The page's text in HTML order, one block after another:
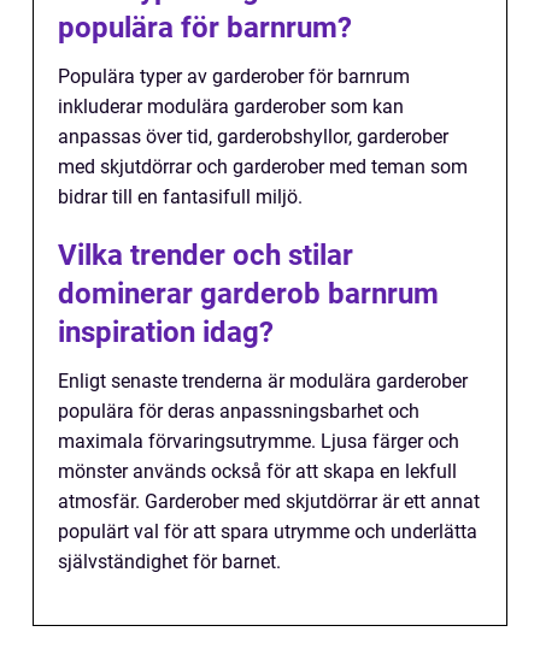
populära för barnrum?
Populära typer av garderober för barnrum
inkluderar modulära garderober som kan
anpassas över tid, garderobshyllor, garderober
med skjutdörrar och garderober med teman som
bidrar till en fantasifull miljö.
Vilka trender och stilar
dominerar garderob barnrum
inspiration idag?
Enligt senaste trenderna är modulära garderober
populära för deras anpassningsbarhet och
maximala förvaringsutrymme. Ljusa färger och
mönster används också för att skapa en lekfull
atmosfär. Garderober med skjutdörrar är ett annat
populärt val för att spara utrymme och underlätta
självständighet för barnet.